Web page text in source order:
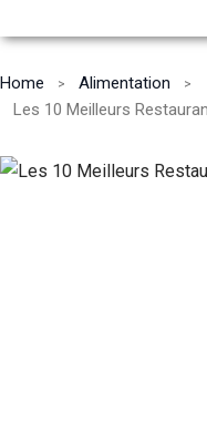
Home
Alimentation
Les 10 Meilleurs